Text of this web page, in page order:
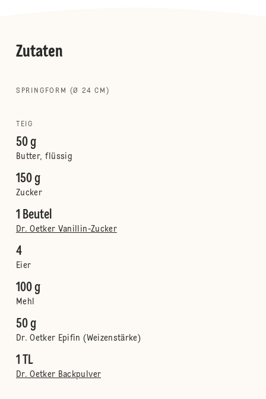
Zutaten
SPRINGFORM (Ø 24 CM)
TEIG
50 g
Butter, flüssig
150 g
Zucker
1 Beutel
Dr. Oetker Vanillin-Zucker
4
Eier
100 g
Mehl
50 g
Dr. Oetker Epifin (Weizenstärke)
1 TL
Dr. Oetker Backpulver